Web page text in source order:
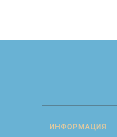
ИНФОРМАЦИЯ